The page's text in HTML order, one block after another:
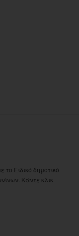
το Ειδικό δημοτικό
Κάντε κλικ